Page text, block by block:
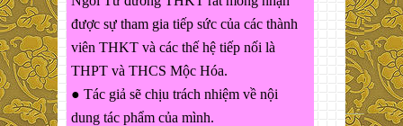
được sự tham gia tiếp sức của các thành
viên THKT và các thế hệ tiếp nối là
THPT và THCS Mộc Hóa.
● Tác giả sẽ chịu trách nhiệm về nội
dung tác phẩm của mình.